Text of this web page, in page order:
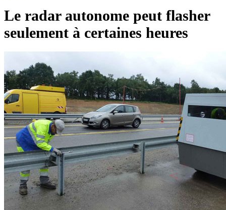
Le radar autonome peut flasher
seulement à certaines heures